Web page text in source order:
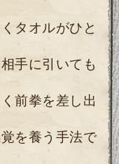
タオルがひと
手に引いても
前拳を差し出
を養う手法で